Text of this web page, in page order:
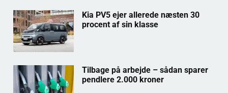
Kia PV5 ejer allerede næsten 30
procent af sin klasse
Tilbage på arbejde – sådan sparer
pendlere 2.000 kroner